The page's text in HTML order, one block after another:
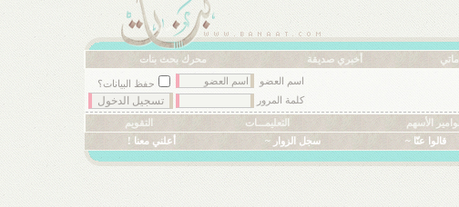
أخبري صديقة محرك بحث بنات
اسم العضو
حفظ البيانات؟
كلمة المرور
الأسهم التعليمـــات
التقويم
قالوا عنّا ~ سجل الزوار ~ أعلني معنا !